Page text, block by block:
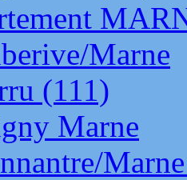
Marne
(111)
Marne